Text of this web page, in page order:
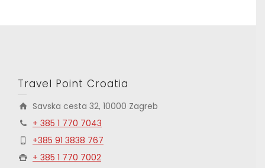
Travel Point Croatia
Savska cesta 32, 10000 Zagreb
+ 385 1 770 7043
+385 91 3838 767
+ 385 1 770 7002